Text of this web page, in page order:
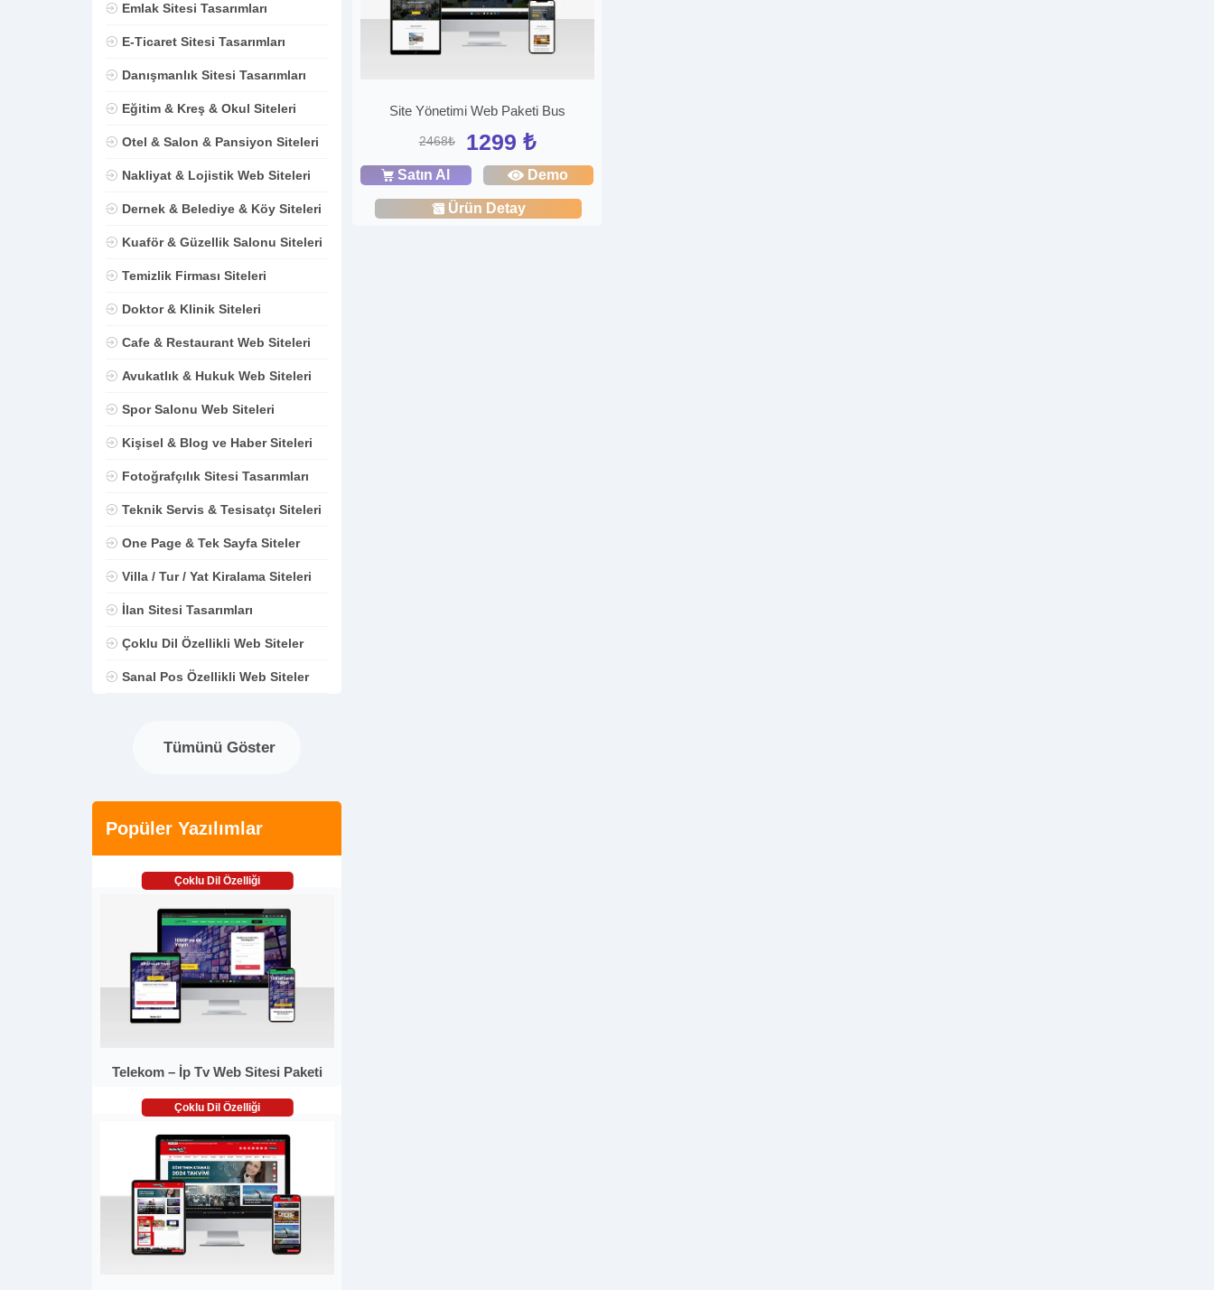
Emlak Sitesi Tasarımları
E-Ticaret Sitesi Tasarımları
Danışmanlık Sitesi Tasarımları
Eğitim & Kreş & Okul Siteleri
Otel & Salon & Pansiyon Siteleri
Nakliyat & Lojistik Web Siteleri
Dernek & Belediye & Köy Siteleri
Kuaför & Güzellik Salonu Siteleri
Temizlik Firması Siteleri
Doktor & Klinik Siteleri
Cafe & Restaurant Web Siteleri
Avukatlık & Hukuk Web Siteleri
Spor Salonu Web Siteleri
Kişisel & Blog ve Haber Siteleri
Fotoğrafçılık Sitesi Tasarımları
Teknik Servis & Tesisatçı Siteleri
One Page & Tek Sayfa Siteler
Villa / Tur / Yat Kiralama Siteleri
İlan Sitesi Tasarımları
Çoklu Dil Özellikli Web Siteler
Sanal Pos Özellikli Web Siteler
Tümünü Göster
Popüler Yazılımlar
Çoklu Dil Özelliği
Telekom – İp Tv Web Sitesi Paketi
Çoklu Dil Özelliği
Site Yönetimi Web Paketi Bus
2468₺ 1299 ₺
Satın Al Demo
Ürün Detay